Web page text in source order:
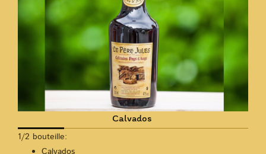
Calvados
1/2 bouteille: